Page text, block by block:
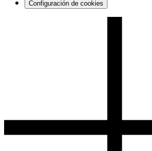
Configuración de cookies